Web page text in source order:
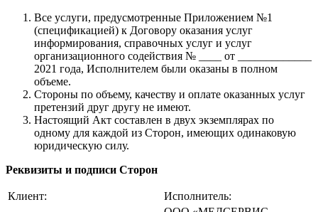
Все услуги, предусмотренные Приложением №1
(спецификацией) к Договору оказания услуг
информирования, справочных услуг и услуг
организационного содействия № ____ от _____________
2021 года, Исполнителем были оказаны в полном
объеме.
Стороны по объему, качеству и оплате оказанных услуг
претензий друг другу не имеют.
Настоящий Акт составлен в двух экземплярах по
одному для каждой из Сторон, имеющих одинаковую
юридическую силу.
Реквизиты и подписи Сторон
Клиент:
Исполнитель: